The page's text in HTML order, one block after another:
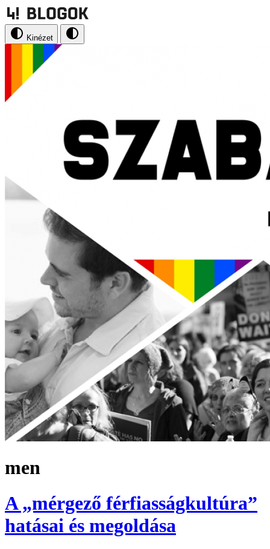
Kinézet
men
A „mérgező férfiasságkultúra”
hatásai és megoldása